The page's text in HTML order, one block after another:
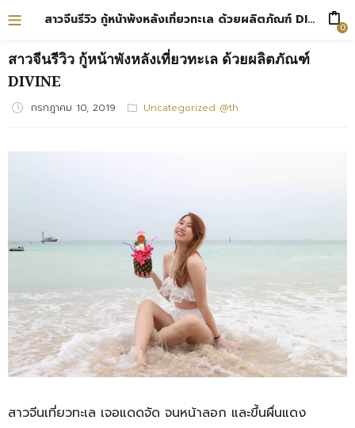
สาวจีนรีวิว กู้หน้าพังหลังเที่ยวทะเล ด้วยผลิตภัณฑ์ DIVINE 0
สาวจีนรีวิว กู้หน้าพังหลังเที่ยวทะเล ด้วยผลิตภัณฑ์
DIVINE
Posted
กรกฎาคม 10, 2019 Uncategorized @th
สาวจีนเที่ยวทะเล เจอแดดจัด จนหน้าลอก และขึ้นผื่นแดง